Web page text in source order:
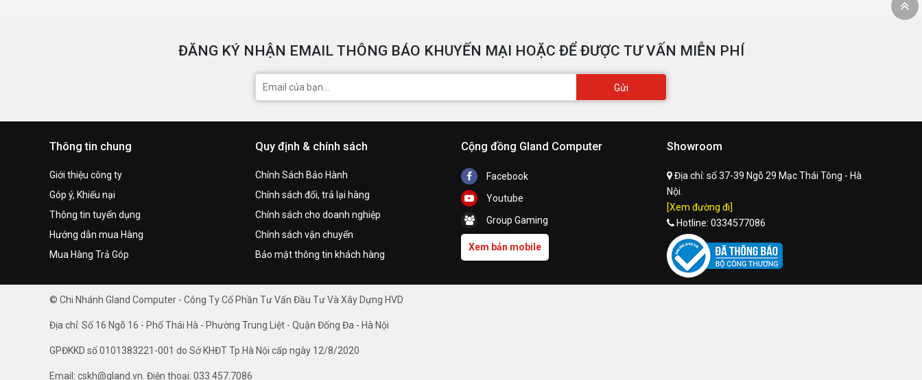
ĐĂNG KÝ NHẬN EMAIL THÔNG BÁO KHUYẾN MẠI HOẶC ĐỂ ĐƯỢC TƯ VẤN MIỄN PHÍ
Gửi
Thông tin chung
Giới thiệu công ty
Góp ý, Khiếu nại
Thông tin tuyển dụng
Hướng dẫn mua Hàng
Mua Hàng Trả Góp
Quy định & chính sách
Chính Sách Bảo Hành
Chính sách đổi, trả lại hàng
Chính sách cho doanh nghiệp
Chính sách vận chuyển
Bảo mật thông tin khách hàng
Cộng đồng Gland Computer
Facebook
Youtube
Group Gaming
Xem bản mobile
Showroom
Địa chỉ: số 37-39 Ngõ 29 Mạc Thái Tông - Hà
Nội.
[Xem đường đi]
Hotline: 0334577086
© Chi Nhánh Gland Computer - Công Ty Cổ Phần Tư Vấn Đầu Tư Và Xây Dựng HVD
Địa chỉ: Số 16 Ngõ 16 - Phố Thái Hà - Phường Trung Liệt - Quận Đống Đa - Hà Nội
GPĐKKD số 0101383221-001 do Sở KHĐT Tp.Hà Nội cấp ngày 12/8/2020
Email: cskh@gland.vn. Điện thoại: 033.457.7086